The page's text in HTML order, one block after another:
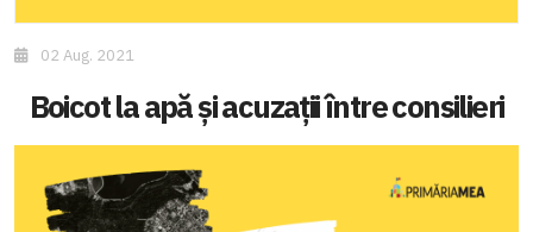
02 Aug. 2021
Boicot la apă și acuzații între consilieri